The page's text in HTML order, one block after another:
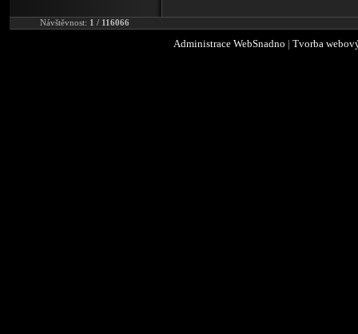
Návštěvnost: 1 / 116066
Administrace WebSnadno | Tvorba